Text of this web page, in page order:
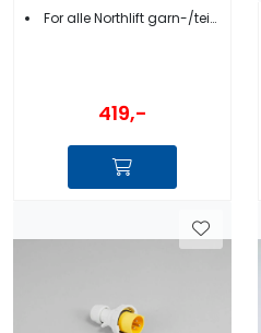
For alle Northlift garn-/teinehalere
419,-